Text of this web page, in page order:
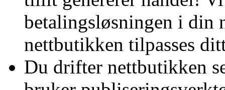
betalingsløsningen i din
nettbutikken tilpasses
Du drifter nettbutikken